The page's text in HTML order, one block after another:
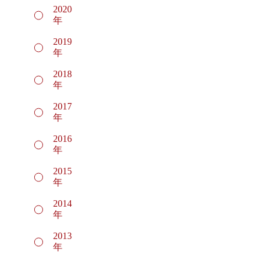
2020
年
2019
年
2018
年
2017
年
2016
年
2015
年
2014
年
2013
年